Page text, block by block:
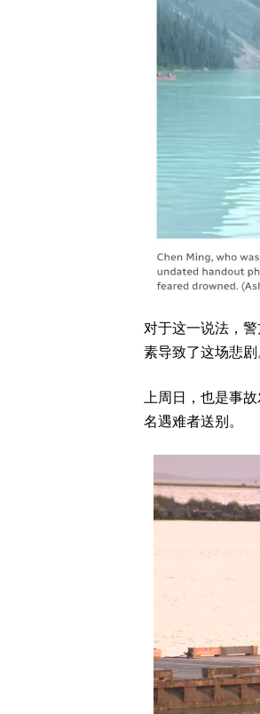
对于这一说法，
素导致了这场悲剧
上周日，也是事
名遇难者送别。